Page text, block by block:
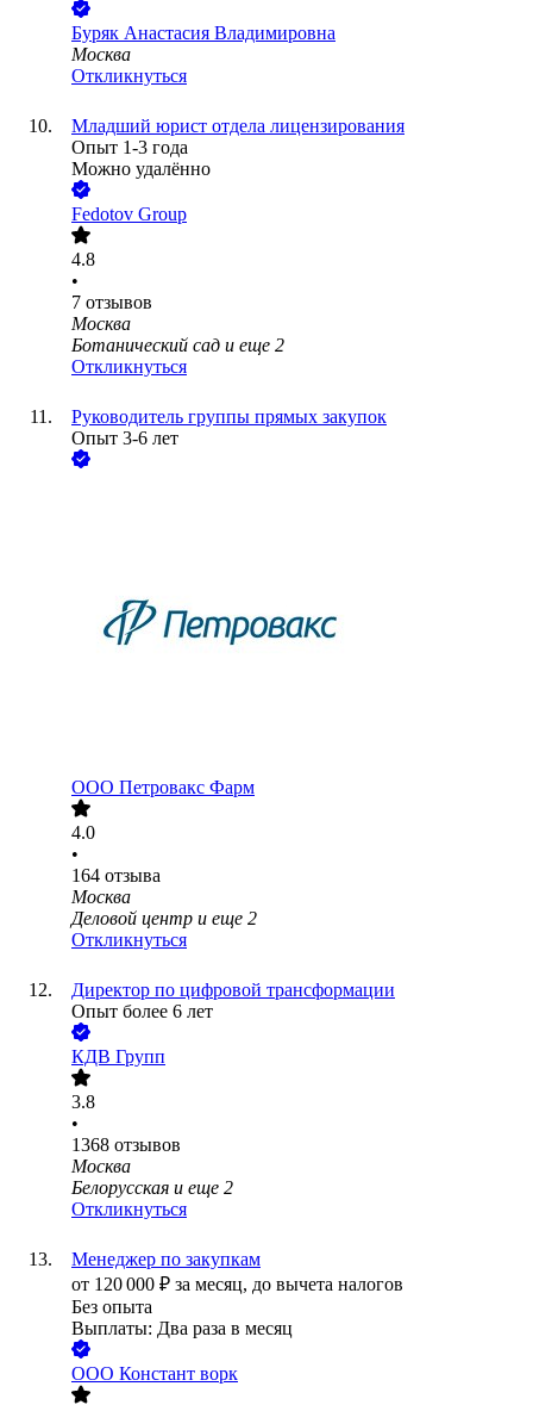
Буряк Анастасия Владимировна
Москва
Откликнуться
Младший юрист отдела лицензирования
Опыт 1-3 года
Можно удалённо
Fedotov Group
4.8
•
7 отзывов
Москва
Ботанический сад и еще 2
Откликнуться
Руководитель группы прямых закупок
Опыт 3-6 лет
ООО Петровакс Фарм
4.0
•
164 отзыва
Москва
Деловой центр и еще 2
Откликнуться
Директор по цифровой трансформации
Опыт более 6 лет
КДВ Групп
3.8
•
1368 отзывов
Москва
Белорусская и еще 2
Откликнуться
Менеджер по закупкам
от 120 000 ₽ за месяц, до вычета налогов
Без опыта
Выплаты: Два раза в месяц
ООО Констант ворк